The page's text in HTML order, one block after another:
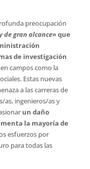
preocupación
de gran alcance» que
de investigación
campos como la
Estas nuevas
a las carreras de
as, ingenieros/as y
un daño
la mayoría de
esfuerzos por
para todas las